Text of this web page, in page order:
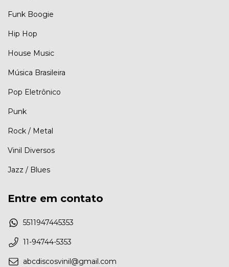
Funk Boogie
Hip Hop
House Music
Música Brasileira
Pop Eletrônico
Punk
Rock / Metal
Vinil Diversos
Jazz / Blues
Entre em contato
5511947445353
11-94744-5353
abcdiscosvinil@gmail.com